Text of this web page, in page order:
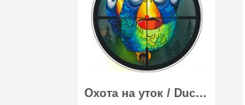
Охота на уток / Duck Hunt